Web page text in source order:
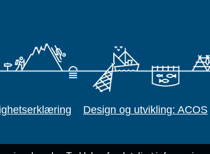
Design og utvikling: ACOS